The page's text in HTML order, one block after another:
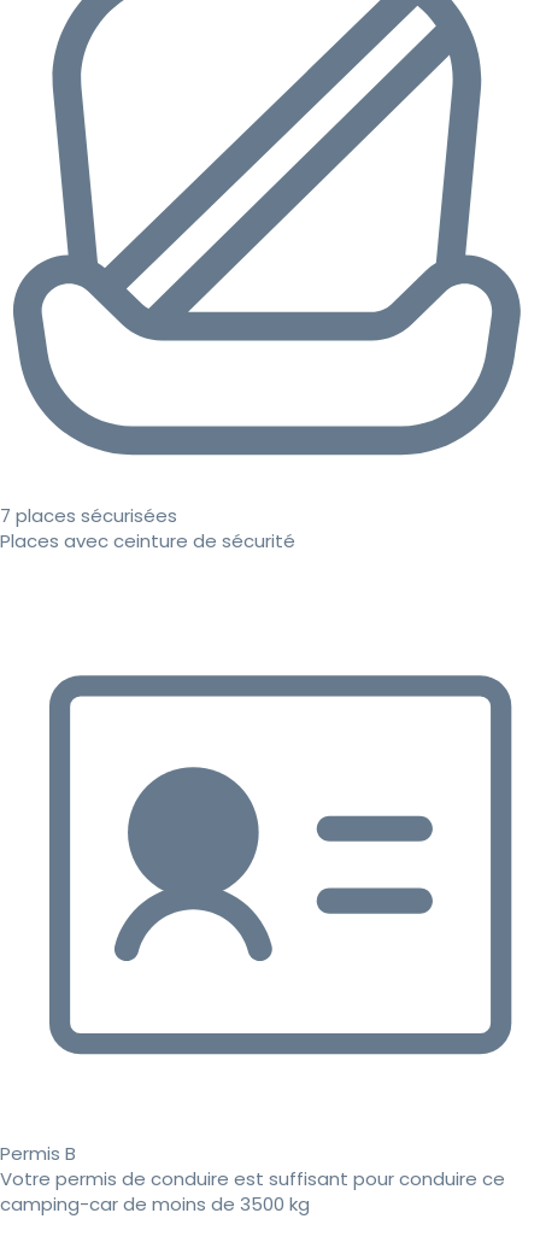
7 places sécurisées
Places avec ceinture de sécurité
Permis B
Votre permis de conduire est suffisant pour conduire ce
camping-car de moins de 3500 kg